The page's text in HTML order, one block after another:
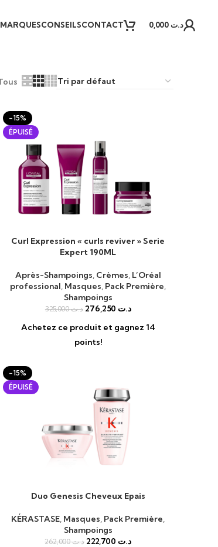
CONSEILSCONTACT د.ت0,000
-15%
ÉPUISÉ
LIRE LA SUITE
Curl Expression « curls reviver » Serie
Expert 190ML
Après-Shampoings, Crèmes, L’Oréal
professional, Masques, Pack Première,
Shampoings
د.ت325,000 د.ت
Achetez ce produit et gagnez 14
points!
-15%
ÉPUISÉ
LIRE LA SUITE
Duo Genesis Cheveux Epais
KÉRASTASE, Masques, Pack Première,
Shampoings
د.ت262,000 د.ت